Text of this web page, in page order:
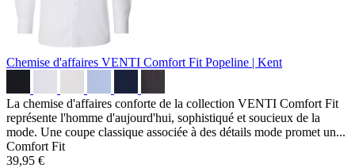
Chemise d'affaires VENTI Comfort Fit Popeline | Kent
La chemise d'affaires conforte de la collection VENTI Comfort Fit
représente l'homme d'aujourd'hui, sophistiqué et soucieux de la
mode. Une coupe classique associée à des détails mode promet un...
Comfort Fit
39,95 €